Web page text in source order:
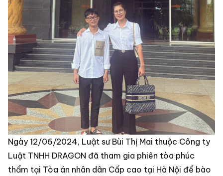
Ngày 12/06/2024, Luật sư Bùi Thị Mai thuộc Công ty
Luật TNHH DRAGON đã tham gia phiên tòa phúc
thẩm tại Tòa án nhân dân Cấp cao tại Hà Nội để bào